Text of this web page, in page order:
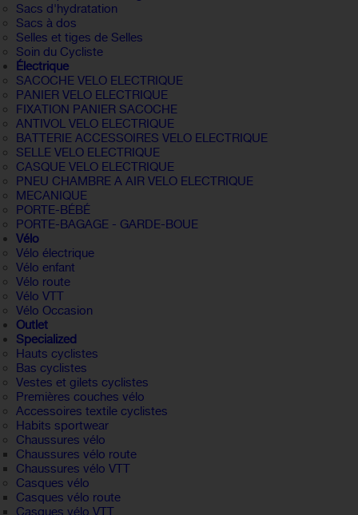
Sacs d'hydratation
Sacs à dos
Selles et tiges de Selles
Soin du Cycliste
Électrique
SACOCHE VELO ELECTRIQUE
PANIER VELO ELECTRIQUE
FIXATION PANIER SACOCHE
ANTIVOL VELO ELECTRIQUE
BATTERIE ACCESSOIRES VELO ELECTRIQUE
SELLE VELO ELECTRIQUE
CASQUE VELO ELECTRIQUE
PNEU CHAMBRE A AIR VELO ELECTRIQUE
MECANIQUE
PORTE-BÉBÉ
PORTE-BAGAGE - GARDE-BOUE
Vélo
Vélo électrique
Vélo enfant
Vélo route
Vélo VTT
Vélo Occasion
Outlet
Specialized
Hauts cyclistes
Bas cyclistes
Vestes et gilets cyclistes
Premières couches vélo
Accessoires textile cyclistes
Habits sportwear
Chaussures vélo
Chaussures vélo route
Chaussures vélo VTT
Casques vélo
Casques vélo route
Casques vélo VTT